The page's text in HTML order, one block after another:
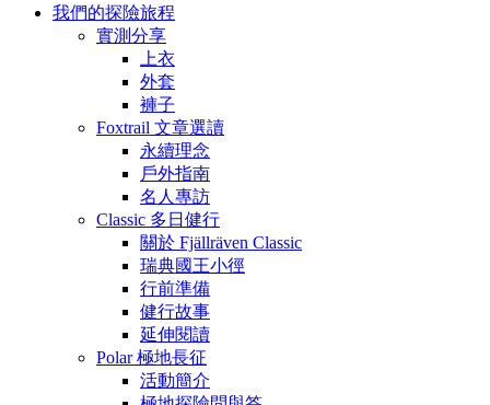
我們的探險旅程
實測分享
上衣
外套
褲子
Foxtrail 文章選讀
永續理念
戶外指南
名人專訪
Classic 多日健行
關於 Fjällräven Classic
瑞典國王小徑
行前準備
健行故事
延伸閱讀
Polar 極地長征
活動簡介